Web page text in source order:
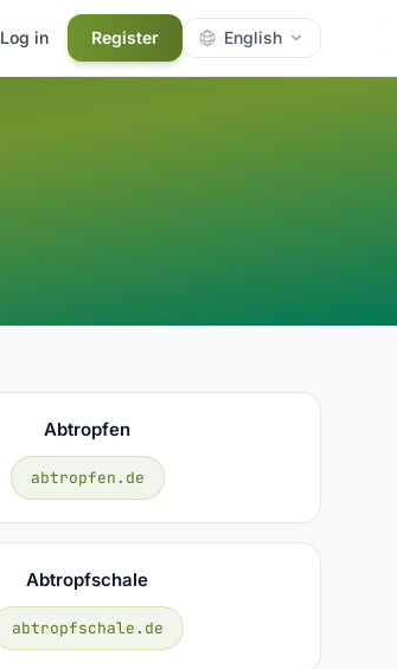
Log in Register English
Abtropfen
abtropfen.de
Abtropfschale
abtropfschale.de